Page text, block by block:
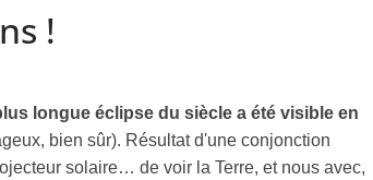
!
longue éclipse du siècle a été visible en
bien sûr). Résultat d'une conjonction
solaire… de voir la Terre, et nous avec,